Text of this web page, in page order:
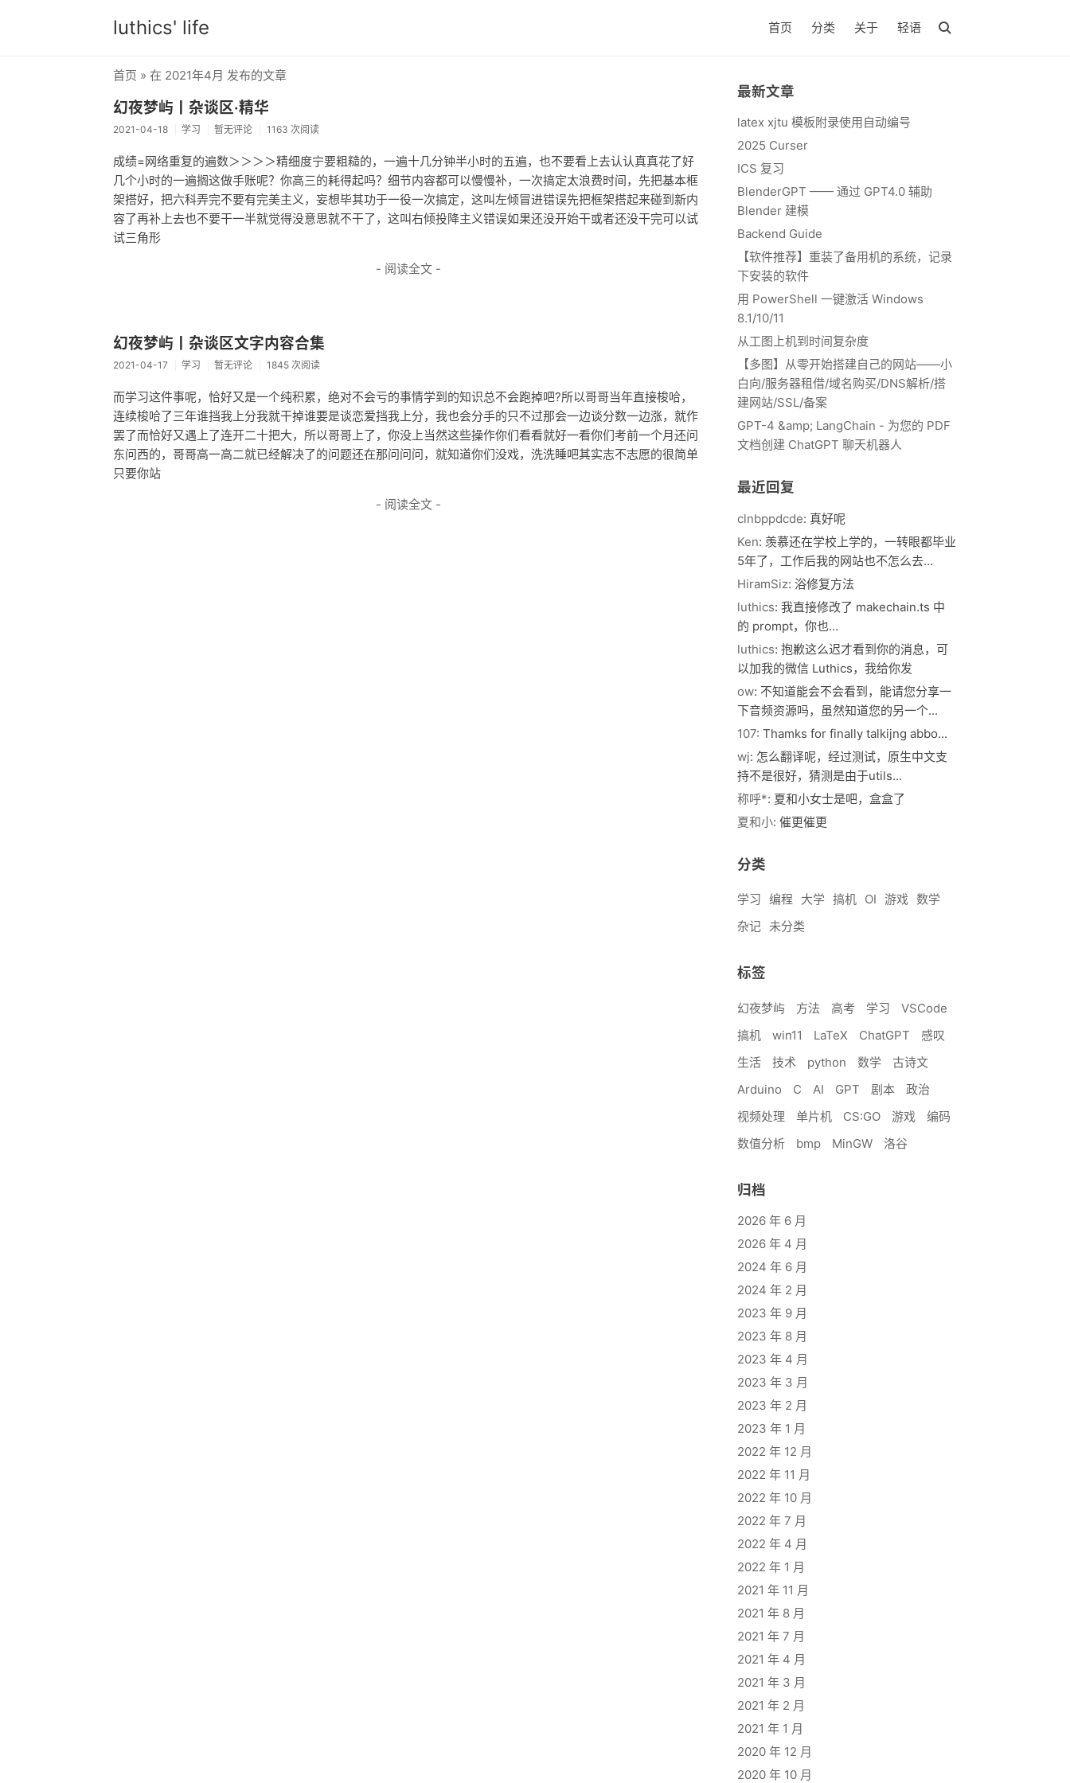
luthics' life 首页 分类 关于 轻语
首页 » 在 2021年4月 发布的文章
幻夜梦屿丨杂谈区·精华
2021-04-18 学习 暂无评论 1163 次阅读
成绩=网络重复的遍数＞＞＞＞精细度宁要粗糙的，一遍十几分钟半小时的五遍，也不要看上去认认真真花了好
几个小时的一遍搁这做手账呢？你高三的耗得起吗？细节内容都可以慢慢补，一次搞定太浪费时间，先把基本框
架搭好，把六科弄完不要有完美主义，妄想毕其功于一役一次搞定，这叫左倾冒进错误先把框架搭起来碰到新内
容了再补上去也不要干一半就觉得没意思就不干了，这叫右倾投降主义错误如果还没开始干或者还没干完可以试
试三角形
- 阅读全文 -
幻夜梦屿丨杂谈区文字内容合集
2021-04-17 学习 暂无评论 1845 次阅读
而学习这件事呢，恰好又是一个纯积累，绝对不会亏的事情学到的知识总不会跑掉吧?所以哥哥当年直接梭哈，
连续梭哈了三年谁挡我上分我就干掉谁要是谈恋爱挡我上分，我也会分手的只不过那会一边谈分数一边涨，就作
罢了而恰好又遇上了连开二十把大，所以哥哥上了，你没上当然这些操作你们看看就好一看你们考前一个月还问
东问西的，哥哥高一高二就已经解决了的问题还在那问问问，就知道你们没戏，洗洗睡吧其实志不志愿的很简单
只要你站
- 阅读全文 -
最新文章
latex xjtu 模板附录使用自动编号
2025 Curser
ICS 复习
BlenderGPT —— 通过 GPT4.0 辅助
Blender 建模
Backend Guide
【软件推荐】重装了备用机的系统，记录
下安装的软件
用 PowerShell 一键激活 Windows
8.1/10/11
从工图上机到时间复杂度
【多图】从零开始搭建自己的网站——小
白向/服务器租借/域名购买/DNS解析/搭
建网站/SSL/备案
GPT-4 &amp; LangChain - 为您的 PDF
文档创建 ChatGPT 聊天机器人
最近回复
clnbppdcde: 真好呢
Ken: 羡慕还在学校上学的，一转眼都毕业
5年了，工作后我的网站也不怎么去...
HiramSiz: 浴修复方法
luthics: 我直接修改了 makechain.ts 中
的 prompt，你也...
luthics: 抱歉这么迟才看到你的消息，可
以加我的微信 Luthics，我给你发
ow: 不知道能会不会看到，能请您分享一
下音频资源吗，虽然知道您的另一个...
107: Thamks for finally talkijng abbo...
wj: 怎么翻译呢，经过测试，原生中文支
持不是很好，猜测是由于utils...
称呼*: 夏和小女士是吧，盒盒了
夏和小: 催更催更
分类
学习 编程 大学 搞机 OI 游戏 数学
杂记 未分类
标签
幻夜梦屿 方法 高考 学习
VSCode
搞机
win11 LaTeX ChatGPT
感叹
生活
技术 python 数学
古诗文
Arduino
C AI GPT 剧本
政治
视频处理
单片机 CS:GO 游戏
编码
数值分析
bmp MinGW 洛谷
归档
2026 年 6 月
2026 年 4 月
2024 年 6 月
2024 年 2 月
2023 年 9 月
2023 年 8 月
2023 年 4 月
2023 年 3 月
2023 年 2 月
2023 年 1 月
2022 年 12 月
2022 年 11 月
2022 年 10 月
2022 年 7 月
2022 年 4 月
2022 年 1 月
2021 年 11 月
2021 年 8 月
2021 年 7 月
2021 年 4 月
2021 年 3 月
2021 年 2 月
2021 年 1 月
2020 年 12 月
2020 年 10 月